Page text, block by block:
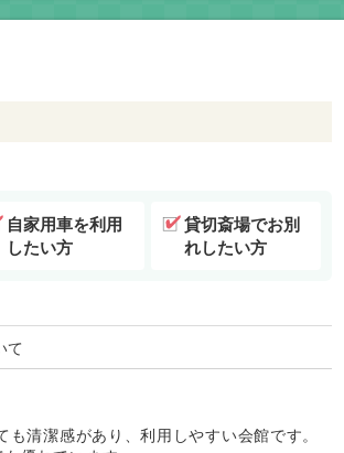
自家用車を利用
したい方
貸切斎場でお別
れしたい方
て
清潔感があり、利用しやすい会館です。